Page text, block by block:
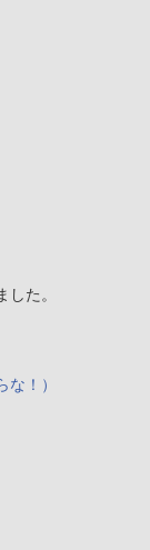
た。
！）